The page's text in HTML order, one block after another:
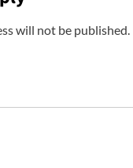
will not be published.